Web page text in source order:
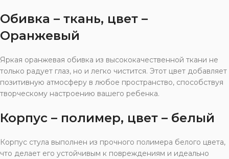
Обивка – ткань, цвет –
Оранжевый
Яркая оранжевая обивка из высококачественной ткани не
только радует глаз, но и легко чистится. Этот цвет добавляет
позитивную атмосферу в любое пространство, способствуя
творческому настроению вашего ребенка.
Корпус – полимер, цвет – белый
Корпус стула выполнен из прочного полимера белого цвета,
что делает его устойчивым к повреждениям и идеально